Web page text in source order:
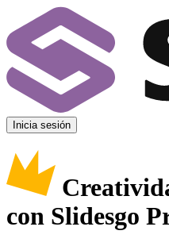
Inicia sesión
con Slidesgo